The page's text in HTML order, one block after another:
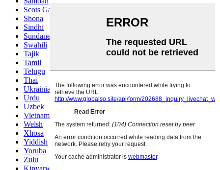
Scots Gaelic
Shona
Sindhi
Sundanese
Swahili
Tajik
Tamil
Telugu
Thai
Ukrainian
Urdu
Uzbek
Vietnamese
Welsh
Xhosa
Yiddish
Yoruba
Zulu